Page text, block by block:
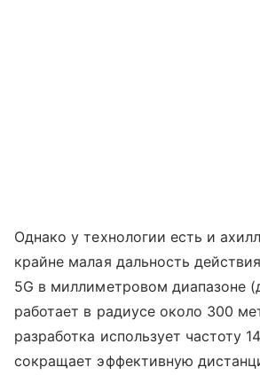
Однако у технологии есть и
крайне малая дальность
5G в миллиметровом диапазоне
работает в радиусе около 300
разработка использует частоту
сокращает эффективную